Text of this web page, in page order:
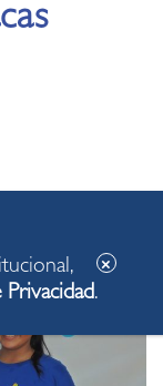
Privacidad.